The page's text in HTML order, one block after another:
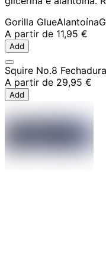
Gorilla GlueAlantoína
A partir de 11,95 €
Add
Squire No.8
A partir de 29,95 €
Add